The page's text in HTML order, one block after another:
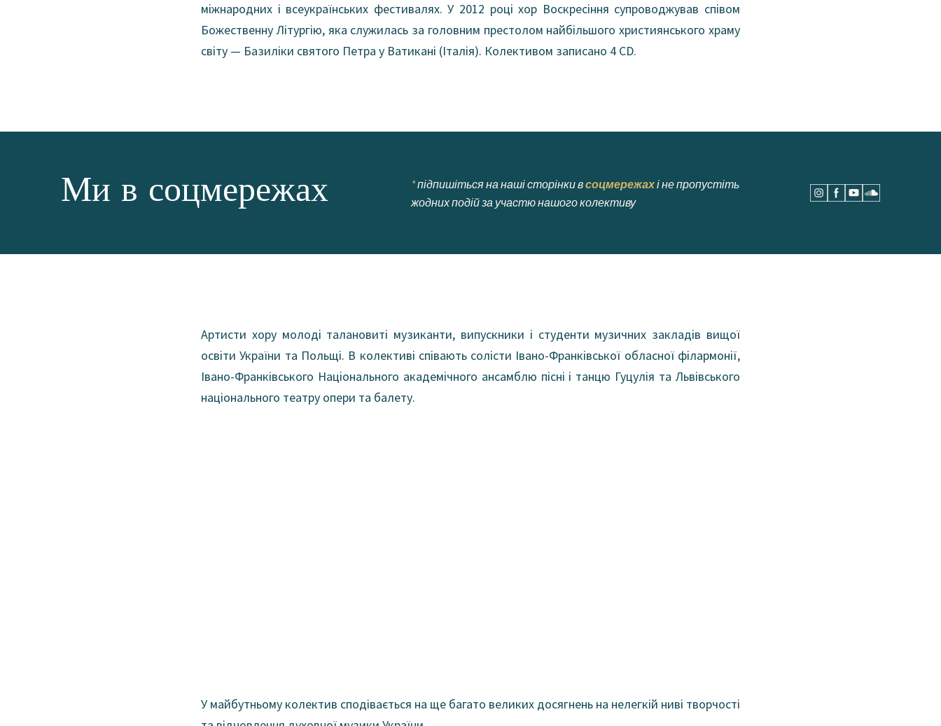
міжнародних і всеукраїнських фестивалях. У 2012 році хор Воскресіння супроводжував співом
Божественну Літургію, яка служилась за головним престолом найбільшого християнського храму
світу — Базиліки святого Петра у Ватикані (Італія). Колективом записано 4 CD.
Ми в соцмережах *підпишіться на наші сторінки всоцмережахі не пропустіть
жодних подій за участю нашого колективу
Артисти хору молоді талановиті музиканти, випускники і студенти музичних закладів вищої
освіти України та Польщі. В колективі співають солісти Івано-Франківської обласної філармонії,
Івано-Франківського Національного академічного ансамблю пісні і танцю Гуцулія та Львівського
національного театру опери та балету.
У майбутньому колектив сподівається на ще багато великих досягнень на нелегкій ниві творчості